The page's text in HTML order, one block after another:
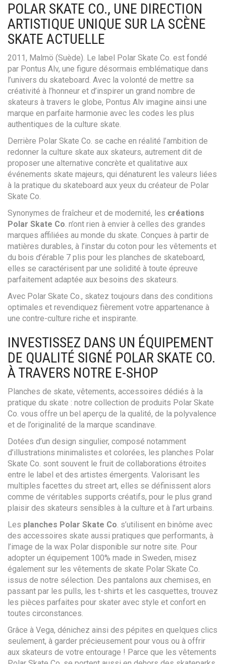
POLAR SKATE CO., UNE DIRECTION
ARTISTIQUE UNIQUE SUR LA SCÈNE
SKATE ACTUELLE
2011, Malmö (Suède). Le label Polar Skate Co. est fondé
par Pontus Alv, une figure désormais emblématique dans
l’univers du skateboard. Avec la volonté de mettre sa
créativité à l’honneur et d’inspirer un grand nombre de
skateurs à travers le globe, Pontus Alv imagine ainsi une
marque en parfaite harmonie avec les codes les plus
authentiques de la culture skate.
Derrière Polar Skate Co. se cache en réalité l’ambition de
redonner la culture skate aux skateurs, autrement dit de
proposer une alternative concrète et qualitative aux
événements skate majeurs, qui dénaturent les valeurs liées
à la pratique du skateboard aux yeux du créateur de Polar
Skate Co.
Synonymes de fraîcheur et de modernité, les créations
Polar Skate Co. n’ont rien à envier à celles des grandes
marques affiliées au monde du skate. Conçues à partir de
matières durables, à l’instar du coton pour les vêtements et
du bois d’érable 7 plis pour les planches de skateboard,
elles se caractérisent par une solidité à toute épreuve
parfaitement adaptée aux besoins des skateurs.
Avec Polar Skate Co., skatez toujours dans des conditions
optimales et revendiquez fièrement votre appartenance à
une contre-culture riche et inspirante.
INVESTISSEZ DANS UN ÉQUIPEMENT
DE QUALITÉ SIGNÉ POLAR SKATE CO.
À TRAVERS NOTRE E-SHOP
Planches de skate, vêtements, accessoires dédiés à la
pratique du skate : notre collection de produits Polar Skate
Co. vous offre un bel aperçu de la qualité, de la polyvalence
et de l’originalité de la marque scandinave.
Dotées d’un design singulier, composé notamment
d’illustrations minimalistes et colorées, les planches Polar
Skate Co. sont souvent le fruit de collaborations étroites
entre le label et des artistes émergents. Valorisant les
multiples facettes du street art, elles se définissent alors
comme de véritables supports créatifs, pour le plus grand
plaisir des skateurs sensibles à la culture et à l’art urbains.
Les planches Polar Skate Co. s’utilisent en binôme avec
des accessoires skate aussi pratiques que performants, à
l’image de la wax Polar disponible sur notre site. Pour
adopter un équipement 100% made in Sweden, misez
également sur les vêtements de skate Polar Skate Co.
issus de notre sélection. Des pantalons aux chemises, en
passant par les pulls, les t-shirts et les casquettes, trouvez
les pièces parfaites pour skater avec style et confort en
toutes circonstances.
Grâce à Vega, dénichez ainsi des pépites en quelques clics
seulement, à garder précieusement pour vous ou à offrir
aux skateurs de votre entourage ! Parce que les vêtements